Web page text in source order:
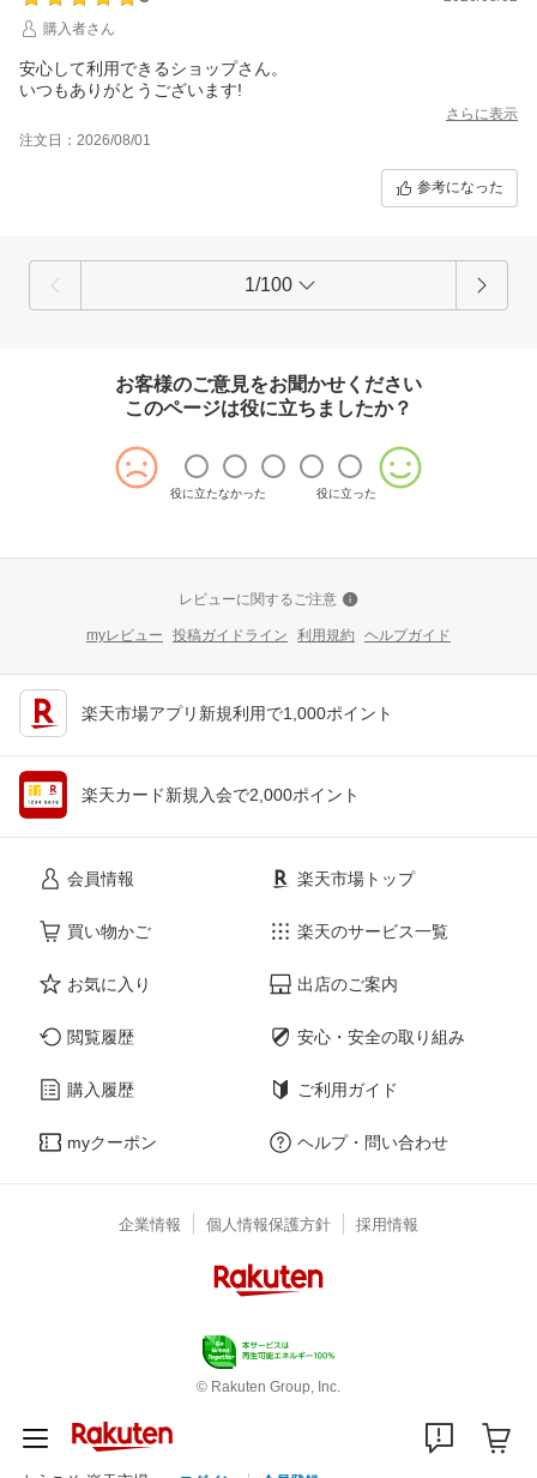
購入者さん
安心して利用できるショップさん。
いつもありがとうございます!
さらに表示
注文日：2026/08/01
参考になった
1/100
お客様のご意見をお聞かせください
このページは役に立ちましたか？
役に立たなかった 役に立った
レビューに関するご注意
myレビュー 投稿ガイドライン 利用規約 ヘルプガイド
楽天市場アプリ新規利用で1,000ポイント
楽天カード新規入会で2,000ポイント
会員情報
買い物かご
お気に入り
閲覧履歴
購入履歴
myクーポン
楽天市場トップ
楽天のサービス一覧
出店のご案内
安心・安全の取り組み
ご利用ガイド
ヘルプ・問い合わせ
企業情報 個人情報保護方針 採用情報
© Rakuten Group, Inc.